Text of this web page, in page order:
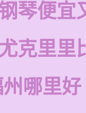
琴便宜
克里里
哪里好